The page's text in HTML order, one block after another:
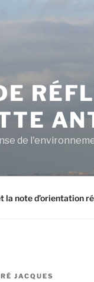
de
la note d’orientation
JACQUES